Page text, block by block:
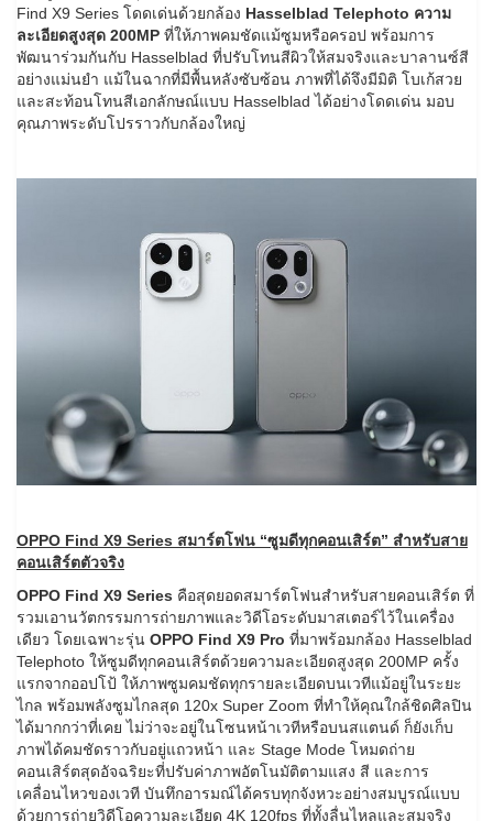
Find X9 Series โดดเด่นด้วยกล้อง Hasselblad Telephoto ความ
ละเอียดสูงสุด 200MP ที่ให้ภาพคมชัดแม้ซูมหรือครอป พร้อมการ
พัฒนาร่วมกันกับ Hasselblad ที่ปรับโทนสีผิวให้สมจริงและบาลานซ์สี
อย่างแม่นยำ แม้ในฉากที่มีพื้นหลังซับซ้อน ภาพที่ได้จึงมีมิติ โบเก้สวย
และสะท้อนโทนสีเอกลักษณ์แบบ Hasselblad ได้อย่างโดดเด่น มอบ
คุณภาพระดับโปรราวกับกล้องใหญ่
OPPO Find X9 Series สมาร์ตโฟน “ซูมดีทุกคอนเสิร์ต” สำหรับสาย
คอนเสิร์ตตัวจริง
OPPO Find X9 Series คือสุดยอดสมาร์ตโฟนสำหรับสายคอนเสิร์ต ที่
รวมเอานวัตกรรมการถ่ายภาพและวิดีโอระดับมาสเตอร์ไว้ในเครื่อง
เดียว โดยเฉพาะรุ่น OPPO Find X9 Pro ที่มาพร้อมกล้อง Hasselblad
Telephoto ให้ซูมดีทุกคอนเสิร์ตด้วยความละเอียดสูงสุด 200MP ครั้ง
แรกจากออปโป้ ให้ภาพซูมคมชัดทุกรายละเอียดบนเวทีแม้อยู่ในระยะ
ไกล พร้อมพลังซูมไกลสุด 120x Super Zoom ที่ทำให้คุณใกล้ชิดศิลปิน
ได้มากกว่าที่เคย ไม่ว่าจะอยู่ในโซนหน้าเวทีหรือบนสแตนด์ ก็ยังเก็บ
ภาพได้คมชัดราวกับอยู่แถวหน้า และ Stage Mode โหมดถ่าย
คอนเสิร์ตสุดอัจฉริยะที่ปรับค่าภาพอัตโนมัติตามแสง สี และการ
เคลื่อนไหวของเวที บันทึกอารมณ์ได้ครบทุกจังหวะอย่างสมบูรณ์แบบ
ด้วยการถ่ายวิดีโอความละเอียด 4K 120fps ที่ทั้งลื่นไหลและสมจริง